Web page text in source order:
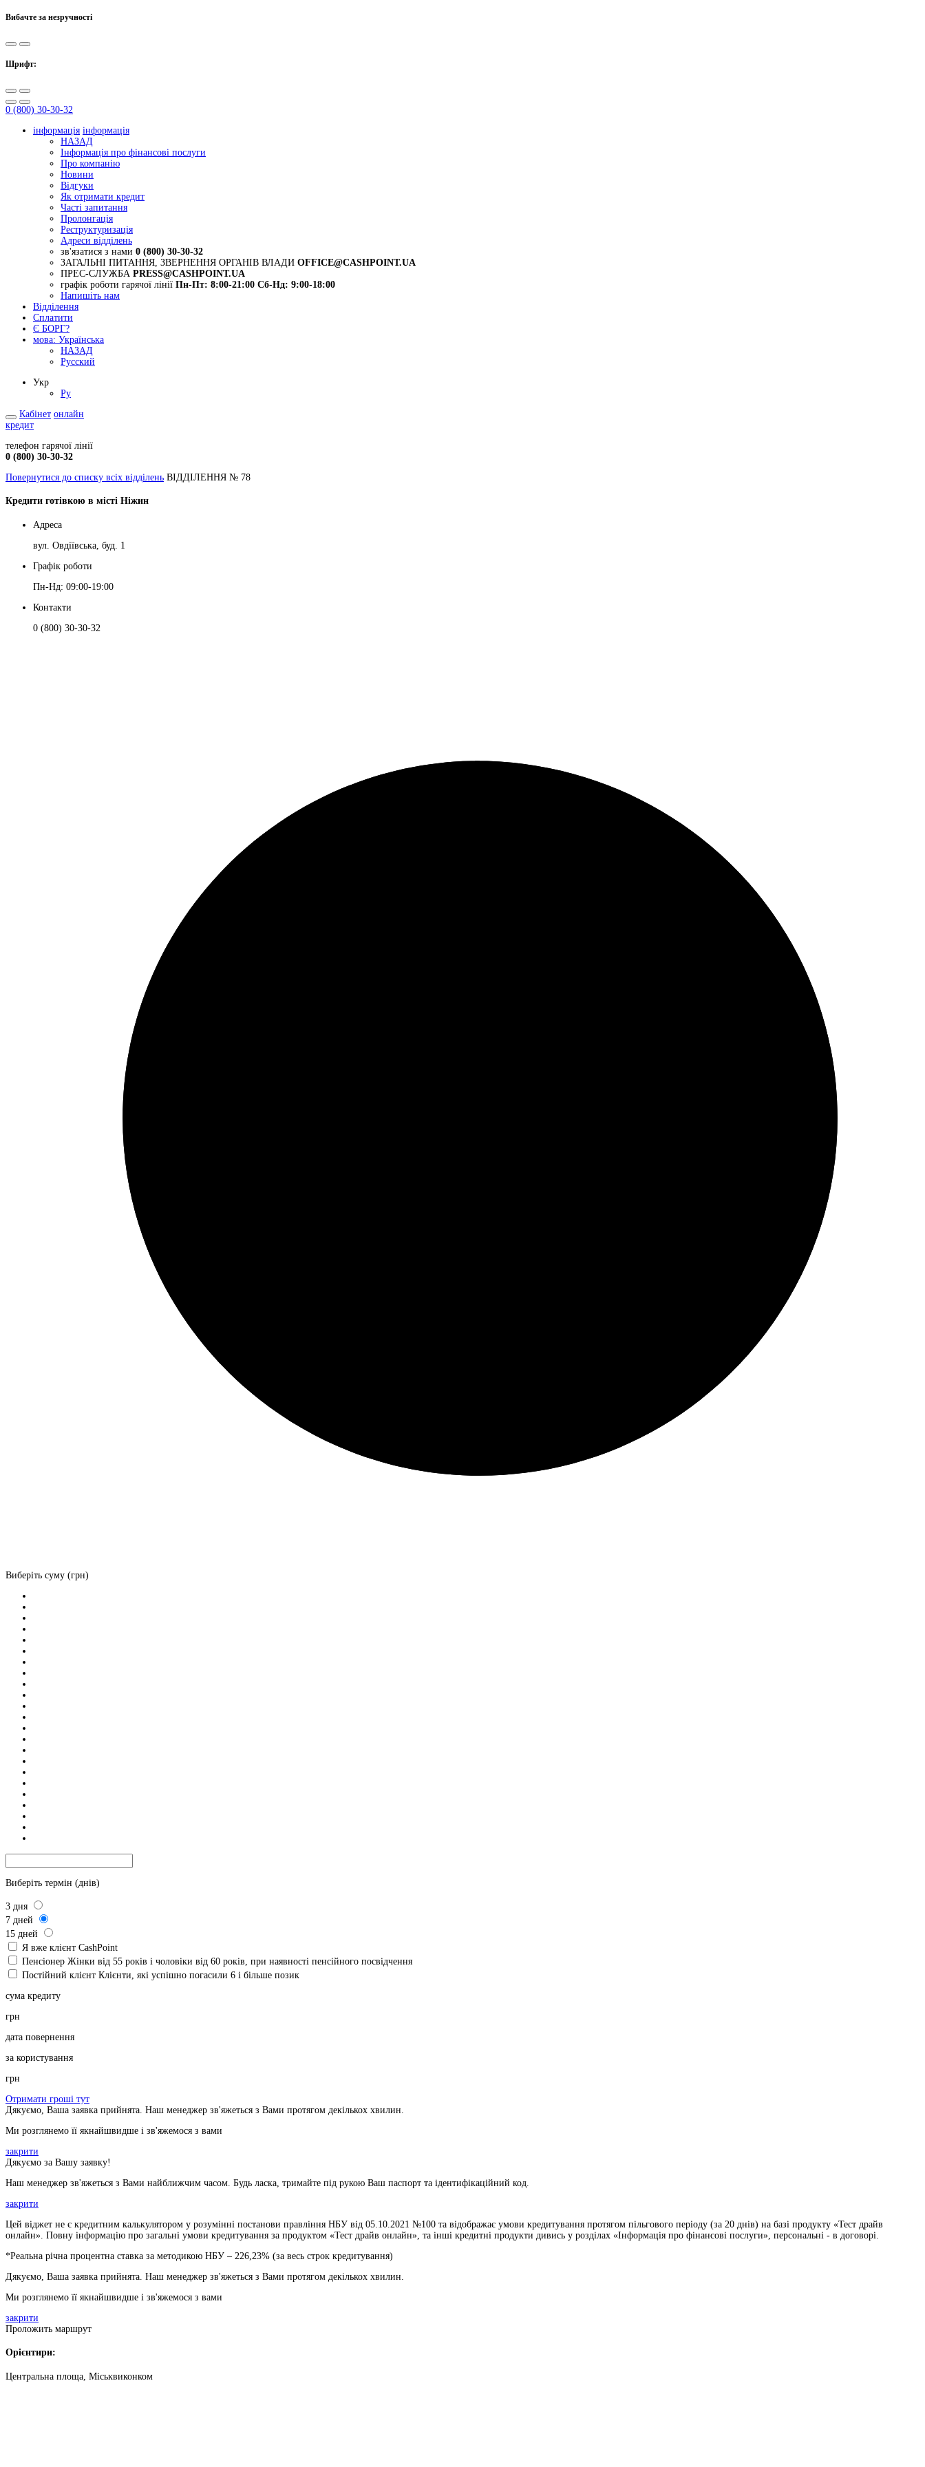
Вибачте за незручності
Шрифт:
0 (800) 30-30-32
інформація інформація
НАЗАД
Інформація про фінансові послуги
Про компанію
Новини
Відгуки
Як отримати кредит
Часті запитання
Пролонгація
Реструктуризація
Адреси відділень
зв'язатися з нами 0 (800) 30-30-32
ЗАГАЛЬНІ ПИТАННЯ, ЗВЕРНЕННЯ ОРГАНІВ ВЛАДИ OFFICE@CASHPOINT.UA
ПРЕС-СЛУЖБА PRESS@CASHPOINT.UA
графік роботи гарячої лінії Пн-Пт: 8:00-21:00 Сб-Нд: 9:00-18:00
Напишіть нам
Відділення
Сплатити
Є БОРГ?
мова: Українська
НАЗАД
Русский
Укр
Ру
Кабінет онлайн
кредит
телефон гарячої лінії
0 (800) 30-30-32
Повернутися до списку всіх відділень ВІДДІЛЕННЯ № 78
Кредити готівкою в місті Ніжин
Адреса
вул. Овдіївська, буд. 1
Графік роботи
Пн-Нд: 09:00-19:00
Контакти
0 (800) 30-30-32
Виберіть суму (грн)
Виберіть термін (днів)
3 дня
7 дней
15 дней
Я вже клієнт CashPoint
Пенсіонер Жінки від 55 років і чоловіки від 60 років, при наявності пенсійного посвідчення
Постійний клієнт Клієнти, які успішно погасили 6 і більше позик
сума кредиту
грн
дата повернення
за користування
грн
Отримати гроші тут
Дякуємо, Ваша заявка прийнята. Наш менеджер зв'яжеться з Вами протягом декількох хвилин.
Ми розглянемо її якнайшвидше і зв'яжемося з вами
закрити
Дякуємо за Вашу заявку!
Наш менеджер зв'яжеться з Вами найближчим часом. Будь ласка, тримайте під рукою Ваш паспорт та ідентифікаційний код.
закрити
Цей віджет не є кредитним калькулятором у розумінні постанови правління НБУ від 05.10.2021 №100 та відображає умови кредитування протягом пільгового періоду (за 20 днів) на базі продукту «Тест драйв
онлайн». Повну інформацію про загальні умови кредитування за продуктом «Тест драйв онлайн», та інші кредитні продукти дивись у розділах «Інформація про фінансові послуги», персональні - в договорі.
*Реальна річна процентна ставка за методикою НБУ – 226,23% (за весь строк кредитування)
Дякуємо, Ваша заявка прийнята. Наш менеджер зв'яжеться з Вами протягом декількох хвилин.
Ми розглянемо її якнайшвидше і зв'яжемося з вами
закрити
Проложить маршрут
Орієнтири:
Центральна площа, Міськвиконком